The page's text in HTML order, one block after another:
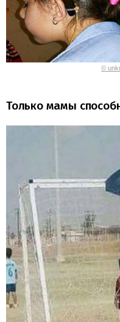
©
Только мамы